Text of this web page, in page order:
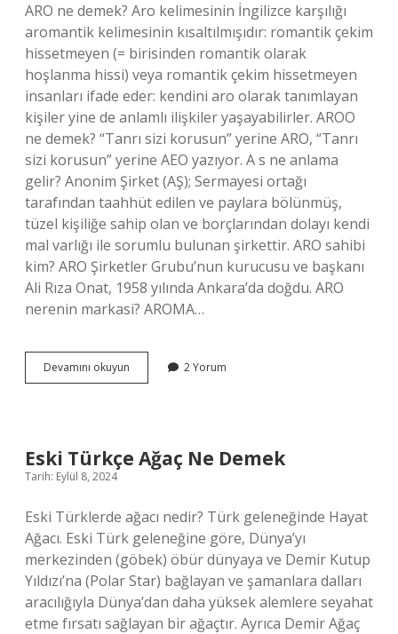
ARO ne demek? Aro kelimesinin İngilizce karşılığı
aromantik kelimesinin kısaltılmışıdır: romantik çekim
hissetmeyen (= birisinden romantik olarak
hoşlanma hissi) veya romantik çekim hissetmeyen
insanları ifade eder: kendini aro olarak tanımlayan
kişiler yine de anlamlı ilişkiler yaşayabilirler. AROO
ne demek? “Tanrı sizi korusun” yerine ARO, “Tanrı
sizi korusun” yerine AEO yazıyor. A s ne anlama
gelir? Anonim Şirket (AŞ); Sermayesi ortağı
tarafından taahhüt edilen ve paylara bölünmüş,
tüzel kişiliğe sahip olan ve borçlarından dolayı kendi
mal varlığı ile sorumlu bulunan şirkettir. ARO sahibi
kim? ARO Şirketler Grubu’nun kurucusu ve başkanı
Ali Rıza Onat, 1958 yılında Ankara’da doğdu. ARO
nerenin markasi? AROMA…
Devamını okuyun
Ne
2 Yorum
Eski Türkçe Ağaç Ne Demek
Tarih: Eylül 8, 2024
Eski Türklerde ağacı nedir? Türk geleneğinde Hayat
Ağacı. Eski Türk geleneğine göre, Dünya’yı
merkezinden (göbek) öbür dünyaya ve Demir Kutup
Yıldızı’na (Polar Star) bağlayan ve şamanlara dalları
aracılığıyla Dünya’dan daha yüksek alemlere seyahat
etme fırsatı sağlayan bir ağaçtır. Ayrıca Demir Ağaç